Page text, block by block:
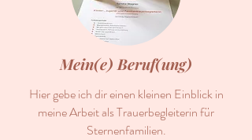
Mein(e) Beruf(ung)
Hier gebe ich dir einen kleinen Einblick in
meine Arbeit als Trauerbegleiterin für
Sternenfamilien.